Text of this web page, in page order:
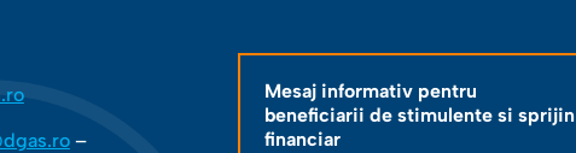
–
Mesaj informativ pentru
beneficiarii de stimulente si sprijin
financiar